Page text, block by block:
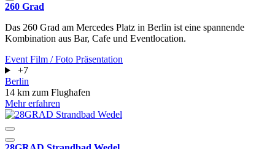
260 Grad
Das 260 Grad am Mercedes Platz in Berlin ist eine spannende
Kombination aus Bar, Cafe und Eventlocation.
Event Film / Foto Präsentation
+7
Berlin
14 km zum Flughafen
Mehr erfahren